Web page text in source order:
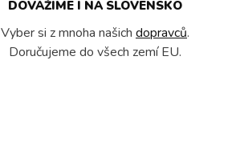
DOVÁŽÍME I NA SLOVENSKO
Vyber si z mnoha našich dopravců.
Doručujeme do všech zemí EU.